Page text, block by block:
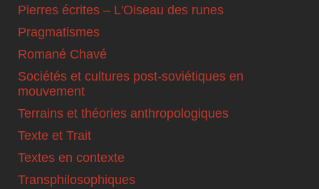
Pierres écrites – L'Oiseau des runes
Pragmatismes
Romané Chavé
Sociétés et cultures post-soviétiques en
mouvement
Terrains et théories anthropologiques
Texte et Trait
Textes en contexte
Transphilosophiques